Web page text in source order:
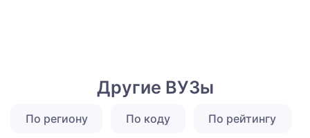
Другие ВУЗы
По региону По коду По рейтингу